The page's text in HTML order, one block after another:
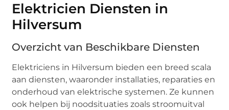
Elektricien Diensten in
Hilversum
Overzicht van Beschikbare Diensten
Elektriciens in Hilversum bieden een breed scala
aan diensten, waaronder installaties, reparaties en
onderhoud van elektrische systemen. Ze kunnen
ook helpen bij noodsituaties zoals stroomuitval